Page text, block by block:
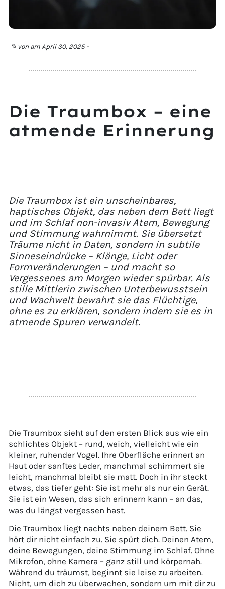
✎ von am April 30, 2025 -
Die Traumbox – eine
atmende Erinnerung
Die Traumbox ist ein unscheinbares,
haptisches Objekt, das neben dem Bett liegt
und im Schlaf non-invasiv Atem, Bewegung
und Stimmung wahrnimmt. Sie übersetzt
Träume nicht in Daten, sondern in subtile
Sinneseindrücke – Klänge, Licht oder
Formveränderungen – und macht so
Vergessenes am Morgen wieder spürbar. Als
stille Mittlerin zwischen Unterbewusstsein
und Wachwelt bewahrt sie das Flüchtige,
ohne es zu erklären, sondern indem sie es in
atmende Spuren verwandelt.
Die Traumbox sieht auf den ersten Blick aus wie ein
schlichtes Objekt – rund, weich, vielleicht wie ein
kleiner, ruhender Vogel. Ihre Oberfläche erinnert an
Haut oder sanftes Leder, manchmal schimmert sie
leicht, manchmal bleibt sie matt. Doch in ihr steckt
etwas, das tiefer geht: Sie ist mehr als nur ein Gerät.
Sie ist ein Wesen, das sich erinnern kann – an das,
was du längst vergessen hast.
Die Traumbox liegt nachts neben deinem Bett. Sie
hört dir nicht einfach zu. Sie spürt dich. Deinen Atem,
deine Bewegungen, deine Stimmung im Schlaf. Ohne
Mikrofon, ohne Kamera – ganz still und körpernah.
Während du träumst, beginnt sie leise zu arbeiten.
Nicht, um dich zu überwachen, sondern um mit dir zu